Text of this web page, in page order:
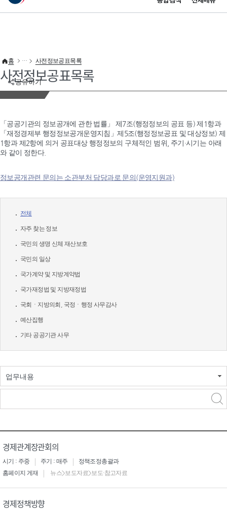
이 누리집은 대한민국 공식 전자정부 누리집입니다.
공유하기
홈 사전정보공표목록
사전정보공표목록
「공공기관의 정보공개에 관한 법률」 제7조(행정정보의 공표 등) 제1항과
「재정경제부 행정정보공개운영지침」제5조(행정정보공표 및 대상정보) 제
1항과 제2항에 의거 공표대상 행정정보의 구체적인 범위, 주기·시기는 아래
와 같이 정한다.
정보공개관련 문의는 소관부처 담당과로 문의(운영지원과)
전체
자주 찾는 정보
국민의 생명 신체 재산보호
국민의 일상
국가계약 및 지방계약법
국가재정법 및 지방재정법
국회ㆍ지방의회, 국정ㆍ행정 사무감사
예산집행
기타 공공기관 사무
업무내용
경제관계장관회의
시기 : 주중 주기 : 매주
정책조정총괄과
홈페이지 게재
뉴스>보도자료>보도·참고자료
경제정책방향